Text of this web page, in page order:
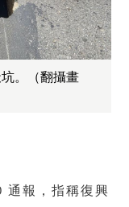
。（翻攝畫
通報，指稱復興